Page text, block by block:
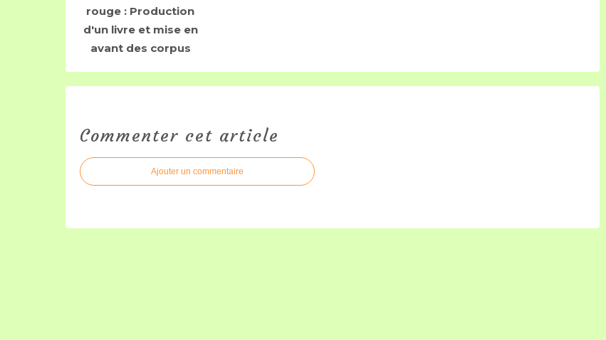
rouge : Production
d'un livre et mise en
avant des corpus
Commenter cet article
Ajouter un commentaire